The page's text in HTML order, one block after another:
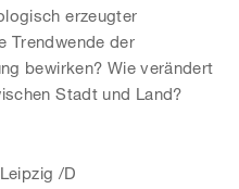
erzeugter
Trendwende der
bewirken? Wie verändert
Stadt und Land?
/D